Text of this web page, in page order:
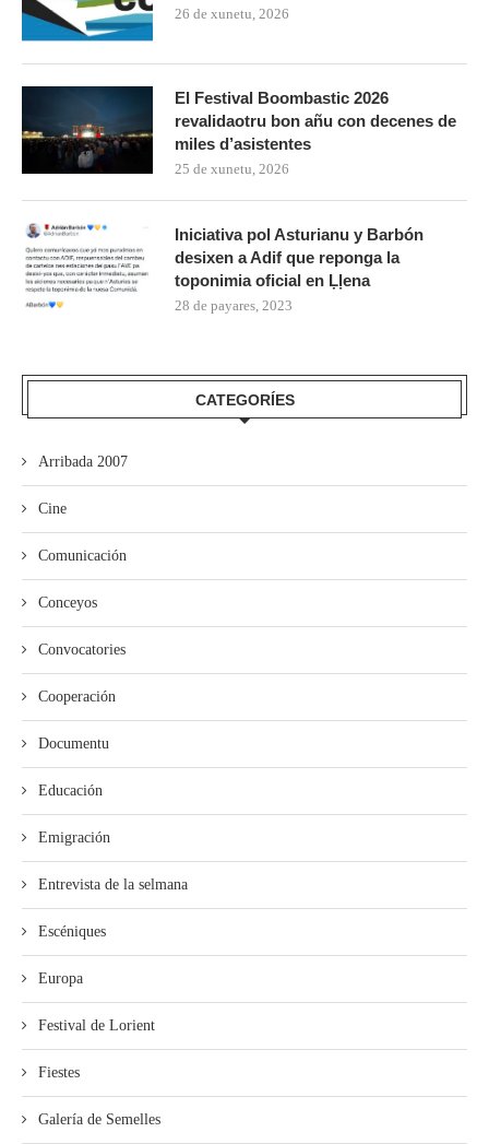
26 de xunetu, 2026
El Festival Boombastic 2026
revalidaotru bon añu con decenes de
miles d’asistentes
25 de xunetu, 2026
Iniciativa pol Asturianu y Barbón
desixen a Adif que reponga la
toponimia oficial en Ḷḷena
28 de payares, 2023
CATEGORÍES
Arribada 2007
Cine
Comunicación
Conceyos
Convocatories
Cooperación
Documentu
Educación
Emigración
Entrevista de la selmana
Escéniques
Europa
Festival de Lorient
Fiestes
Galería de Semelles